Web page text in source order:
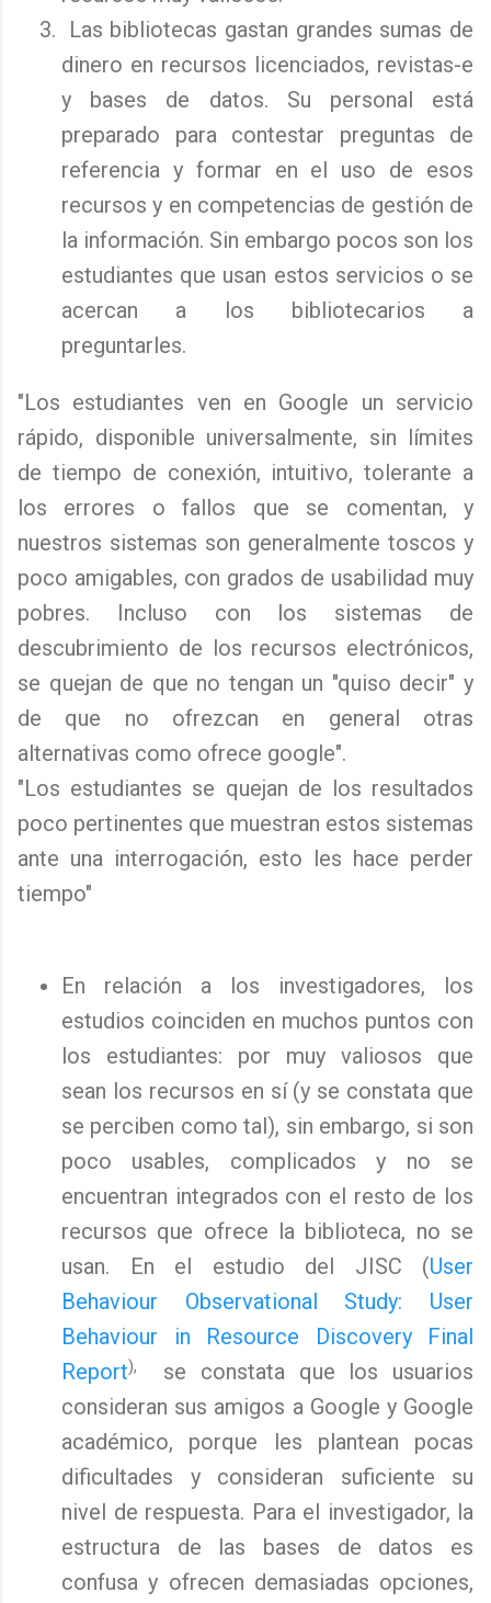
Las bibliotecas gastan grandes sumas de
dinero en recursos licenciados, revistas-e
y bases de datos. Su personal está
preparado para contestar preguntas de
referencia y formar en el uso de esos
recursos y en competencias de gestión de
la información. Sin embargo pocos son los
estudiantes que usan estos servicios o se
acercan a los bibliotecarios a
preguntarles.
"Los estudiantes ven en Google un servicio
rápido, disponible universalmente, sin límites
de tiempo de conexión, intuitivo, tolerante a
los errores o fallos que se comentan, y
nuestros sistemas son generalmente toscos y
poco amigables, con grados de usabilidad muy
pobres. Incluso con los sistemas de
descubrimiento de los recursos electrónicos,
se quejan de que no tengan un "quiso decir" y
de que no ofrezcan en general otras
alternativas como ofrece google".
"Los estudiantes se quejan de los resultados
poco pertinentes que muestran estos sistemas
ante una interrogación, esto les hace perder
tiempo"
En relación a los investigadores, los
estudios coinciden en muchos puntos con
los estudiantes: por muy valiosos que
sean los recursos en sí (y se constata que
se perciben como tal), sin embargo, si son
poco usables, complicados y no se
encuentran integrados con el resto de los
recursos que ofrece la biblioteca, no se
usan. En el estudio del JISC (User
Behaviour Observational Study: User
Behaviour in Resource Discovery Final
Report),
se constata que los usuarios
consideran sus amigos a Google y Google
académico, porque les plantean pocas
dificultades y consideran suficiente su
nivel de respuesta. Para el investigador, la
estructura de las bases de datos es
confusa y ofrecen demasiadas opciones,